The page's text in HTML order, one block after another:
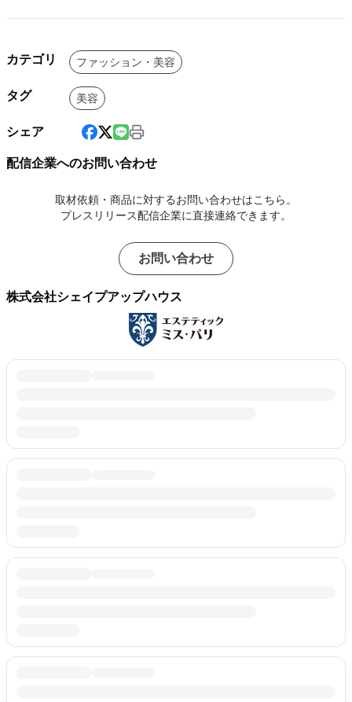
カテゴリ ファッション・美容
タグ 美容
シェア
配信企業へのお問い合わせ
取材依頼・商品に対するお問い合わせはこちら。
プレスリリース配信企業に直接連絡できます。
お問い合わせ
株式会社シェイプアップハウス